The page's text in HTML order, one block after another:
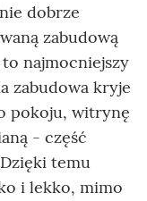
dobrze
zabudową
najmocniejszy
zabudowa kryje
pokoju, witrynę
- część
temu
i lekko, mimo